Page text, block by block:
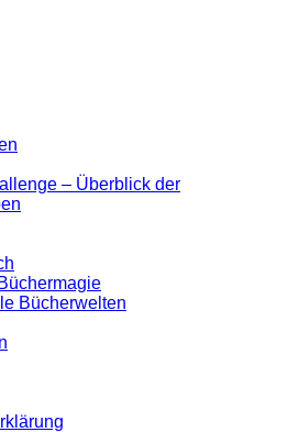
– Überblick der
Bücherwelten